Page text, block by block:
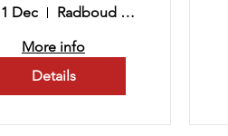
Dec
Radboud UMC
More info
Details